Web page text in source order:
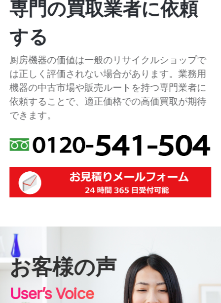
専門の買取業者に依頼
する
厨房機器の価値は一般のリサイクルショップで
は正しく評価されない場合があります。業務用
機器の中古市場や販売ルートを持つ専門業者に
依頼することで、適正価格での高価買取が期待
できます。
お客様の声
User’s Voice